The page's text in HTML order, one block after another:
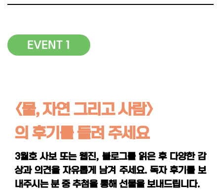
EVENT 1
<물, 자연 그리고 사람>
의 후기를 들려 주세요
3월호 사보 또는 웹진, 블로그를 읽은 후 다양한 감
상과 의견을 자유롭게
남겨 주세요. 독자 후기를 보
내주시는 분 중 추첨을 통해 선물을 보내드립니다.